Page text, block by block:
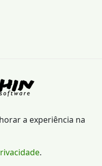
a experiência na
.